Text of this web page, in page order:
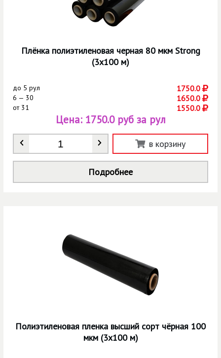
Плёнка полиэтиленовая черная 80 мкм Strong
(3х100 м)
до 5 рул 1750.0
6 — 30 1650.0
от31 1550.0
Количество
Цена: 1750.0 руб за рул
в корзину
Подробнее
Полиэтиленовая пленка высший сорт чёрная 100
мкм (3х100 м)